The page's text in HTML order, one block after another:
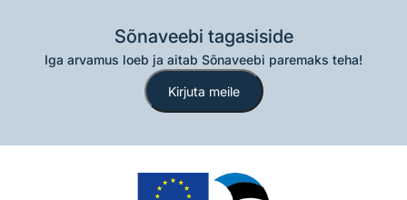
Sõnaveebi tagasiside
Iga arvamus loeb ja aitab Sõnaveebi paremaks teha!
Kirjuta meile